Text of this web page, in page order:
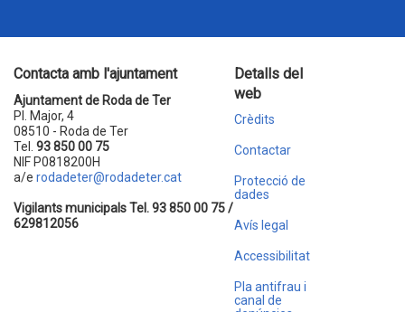
Contacta amb l'ajuntament
Ajuntament de Roda de Ter
Pl. Major, 4
08510 - Roda de Ter
Tel. 93 850 00 75
NIF P0818200H
a/e rodadeter@rodadeter.cat
Vigilants municipals Tel. 93 850 00 75 /
629812056
Detalls del
web
Crèdits
Contactar
Protecció de
dades
Avís legal
Accessibilitat
Pla antifrau i
canal de